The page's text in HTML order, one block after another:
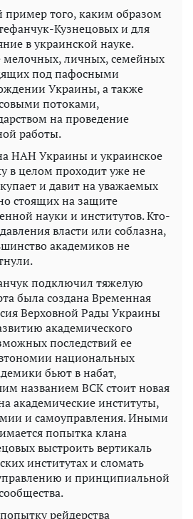
пример того, каким образом
Кузнецовых и для
в украинской науке.
мелочных, личных, семейных
под пафосными
Украины, а также
потоками,
на проведение
работы.
НАН Украины и украинское
в целом проходит уже не
и давит на уважаемых
стоящих на защите
науки и институтов. Кто-
власти или соблазна,
академиков не
подключил тяжелую
была создана Временная
Верховной Рады Украины
академического
последствий ее
национальных
бьют в набат,
названием ВСК стоит новая
академические институты,
и самоуправления. Иными
попытка клана
выстроить вертикаль
институтах и ​​сломать
и принципиальной
рейдерства